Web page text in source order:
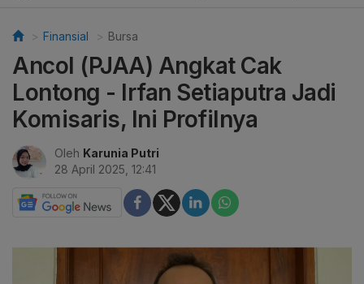
Finansial Bursa
Ancol (PJAA) Angkat Cak
Lontong - Irfan Setiaputra Jadi
Komisaris, Ini Profilnya
Oleh Karunia Putri
28 April 2025, 12:41